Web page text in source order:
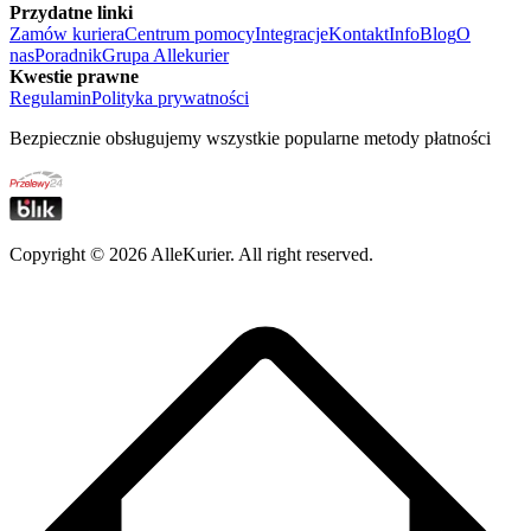
Przydatne linki
Zamów kurieraCentrum pomocyIntegracjeKontaktInfoBlogO
nasPoradnikGrupa Allekurier
Kwestie prawne
RegulaminPolityka prywatności
Bezpiecznie obsługujemy wszystkie popularne metody płatności
Copyright © 2026 AlleKurier. All right reserved.